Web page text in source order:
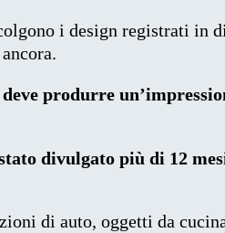
i design registrati
produrre
divulgato più di 12
di auto, oggetti da